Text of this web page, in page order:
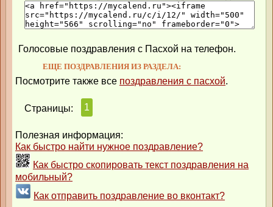
Голосовые поздравления с Пасхой на телефон.
ЕЩЕ ПОЗДРАВЛЕНИЯ ИЗ РАЗДЕЛА:
Посмотрите также все поздравления с пасхой.
Страницы: 1
Полезная информация:
Как быстро найти нужное поздравление?
Как быстро скопировать текст поздравления на
мобильный?
Как отправить поздравление во вконтакт?